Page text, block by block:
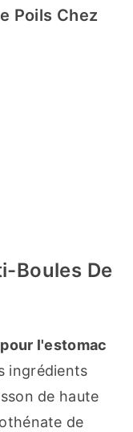
Poils Chez
Boules De
l'estomac
ingrédients
de haute
de